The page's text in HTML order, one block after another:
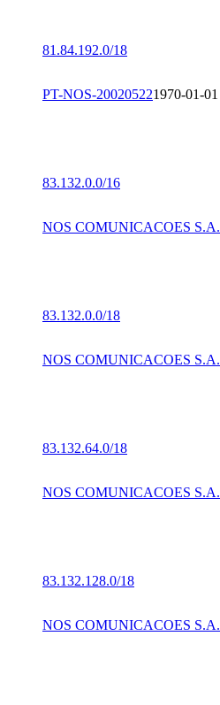
81.84.192.0/18
PT-NOS-200205221970-01-01
83.132.0.0/16
NOS COMUNICACOES S.A.
83.132.0.0/18
NOS COMUNICACOES S.A.
83.132.64.0/18
NOS COMUNICACOES S.A.
83.132.128.0/18
NOS COMUNICACOES S.A.